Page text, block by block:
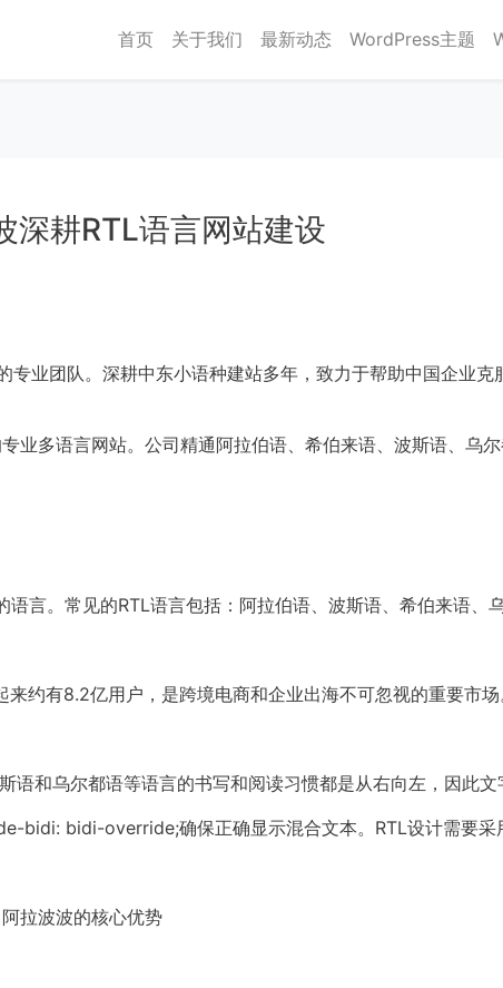
首页 关于我们 最新动态 WordPress主题
深耕RTL语言网站建设
业团队。深耕中东小语种建站多年，致力于帮助中国企业克
业多语言网站。公司精通阿拉伯语、希伯来语、波斯语、乌
言。常见的RTL语言包括：阿拉伯语、波斯语、希伯来语、乌
约有8.2亿用户，是跨境电商和企业出海不可忽视的重要市场
和乌尔都语等语言的书写和阅读习惯都是从右向左，因此文
bidi: bidi-override;确保正确显示混合文本。RTL设计需要采
拉波波的核心优势